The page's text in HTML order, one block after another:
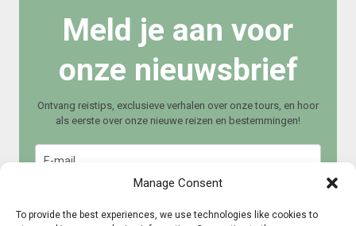
Manage Consent
To provide the best experiences, we use technologies like cookies to
Meld je aan voor
onze nieuwsbrief
Ontvang reistips, exclusieve verhalen over onze tours, en hoor
als eerste over onze nieuwe reizen en bestemmingen!